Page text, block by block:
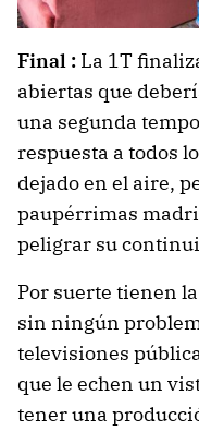
Final : La 1T
abiertas que
una segunda
respuesta a todos
dejado en el aire,
paupérrimas
peligrar su
Por suerte tienen
sin ningún
televisiones
que le echen un
tener una